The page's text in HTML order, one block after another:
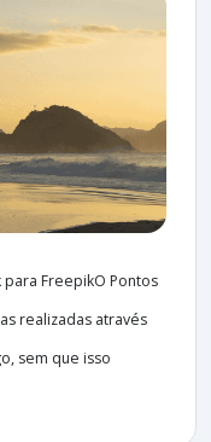
FreepikO Pontos
realizadas através
sem que isso